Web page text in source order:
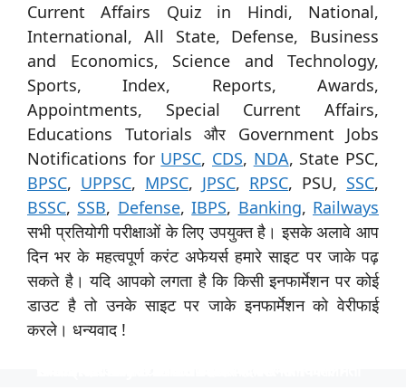
Current Affairs Quiz in Hindi, National,
International, All State, Defense, Business
and Economics, Science and Technology,
Sports, Index, Reports, Awards,
Appointments, Special Current Affairs,
Educations Tutorials और Government Jobs
Notifications for UPSC, CDS, NDA, State PSC,
BPSC, UPPSC, MPSC, JPSC, RPSC, PSU, SSC,
BSSC, SSB, Defense,IBPS, Banking, Railways
सभी प्रतियोगी परीक्षाओं के लिए उपयुक्त है। इसके अलावे आप
दिन भर के महत्वपूर्ण करंट अफेयर्स हमारे साइट पर जाके पढ़
सकते है। यदि आपको लगता है कि किसी इनफार्मेशन पर कोई
डाउट है तो उनके साइट पर जाके इनफार्मेशन को वेरीफाई
करले। धन्यवाद !